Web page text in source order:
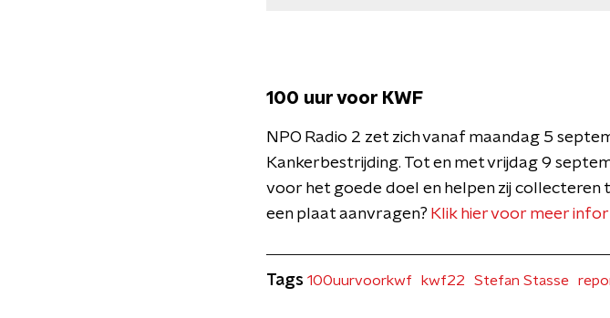
100 uur voor KWF
NPO Radio 2 zet zich vanaf maandag 5
Kankerbestrijding. Tot en met vrijdag 9
voor het goede doel en helpen zij collecteren
een plaat aanvragen? Klik hier voor meer
Tags 100uurvoorkwf kwf22 Stefan Stasse